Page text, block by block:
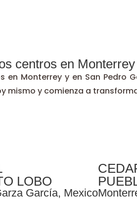
centros en Monterrey
en Monterrey y en San Pedro
mismo y comienza a
LOBO
García, Mexico